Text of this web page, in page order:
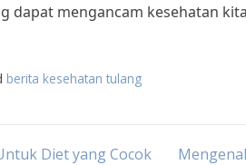
dapat mengancam kesehatan
berita kesehatan tulang
Diet yang Cocok